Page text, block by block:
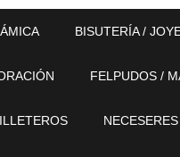
BISUTERÍA /
FELPUDOS /
NECESERES